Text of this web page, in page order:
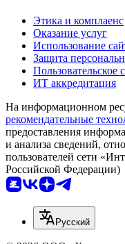
Этика и комплаенс
Оказание услуг
Использование
Защита
Пользовательское
ИТ аккредитация
На информационном
рекомендательные
предоставления
и анализа сведений,
пользователей сети
Российской Федерации)
Русский